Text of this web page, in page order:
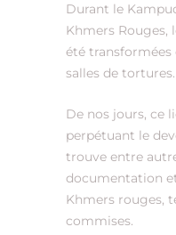
Durant le
Khmers Rouges,
été transformées
salles de tortures.
De nos jours, ce
perpétuant le
trouve entre
documentation
Khmers rouges,
commises.